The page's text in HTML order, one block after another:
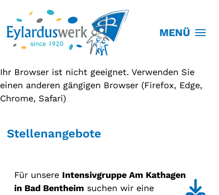
MENÜ
Ihr Browser ist nicht geeignet. Verwenden Sie
einen anderen gängigen Browser (Firefox, Edge,
Chrome, Safari)
Stellenangebote
Für unsere Intensivgruppe Am Kathagen
in Bad Bentheim suchen wir eine